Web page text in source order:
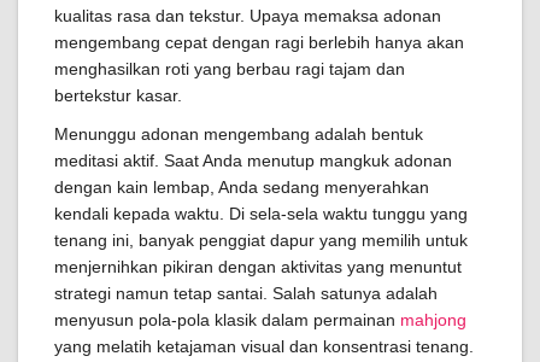
kualitas rasa dan tekstur. Upaya memaksa adonan
mengembang cepat dengan ragi berlebih hanya akan
menghasilkan roti yang berbau ragi tajam dan
bertekstur kasar.
Menunggu adonan mengembang adalah bentuk
meditasi aktif. Saat Anda menutup mangkuk adonan
dengan kain lembap, Anda sedang menyerahkan
kendali kepada waktu. Di sela-sela waktu tunggu yang
tenang ini, banyak penggiat dapur yang memilih untuk
menjernihkan pikiran dengan aktivitas yang menuntut
strategi namun tetap santai. Salah satunya adalah
menyusun pola-pola klasik dalam permainan mahjong
yang melatih ketajaman visual dan konsentrasi tenang.